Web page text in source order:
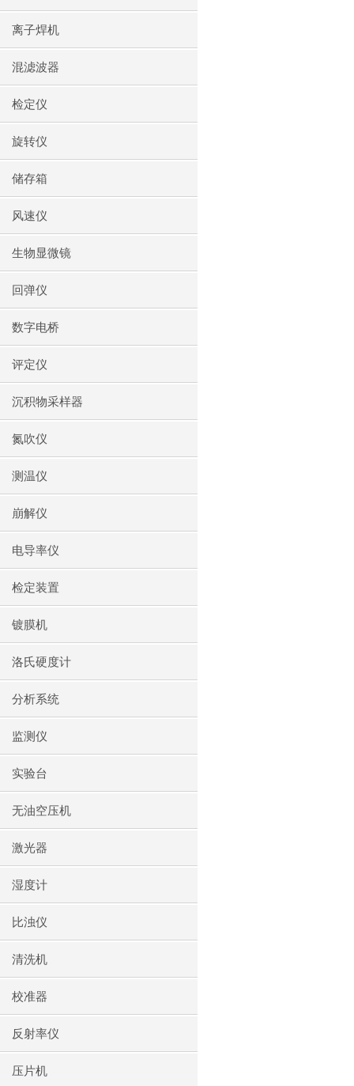
离子焊机
混滤波器
检定仪
旋转仪
储存箱
风速仪
生物显微镜
回弹仪
数字电桥
评定仪
沉积物采样器
氮吹仪
测温仪
崩解仪
电导率仪
检定装置
镀膜机
洛氏硬度计
分析系统
监测仪
实验台
无油空压机
激光器
湿度计
比浊仪
清洗机
校准器
反射率仪
压片机